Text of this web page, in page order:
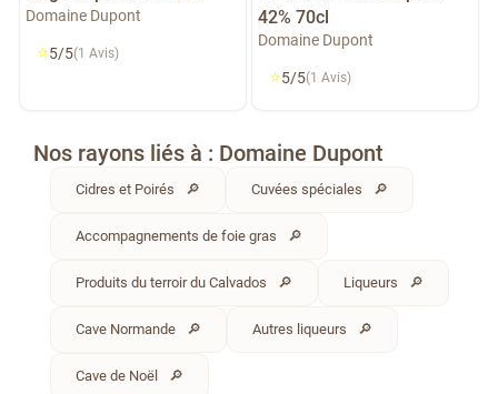
Domaine Dupont
⭐5/5(1 Avis)
42% 70cl
Domaine Dupont
⭐5/5(1 Avis)
Nos rayons liés à : Domaine Dupont
Cidres et Poirés Cuvées spéciales
Accompagnements de foie gras
Produits du terroir du Calvados Liqueurs
Cave Normande Autres liqueurs
Cave de Noël